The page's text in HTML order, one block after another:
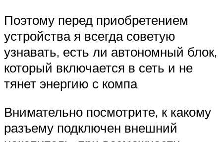
Поэтому перед приобретением
устройства я всегда советую
узнавать, есть ли автономный блок,
который включается в сеть и не
тянет энергию с компа
Внимательно посмотрите, к какому
разъему подключен внешний